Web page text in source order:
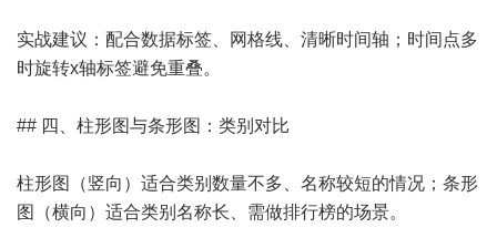
实战建议：配合数据标签、网格线、清晰时间轴；时间点多
时旋转x轴标签避免重叠。
## 四、柱形图与条形图：类别对比
柱形图（竖向）适合类别数量不多、名称较短的情况；条形
图（横向）适合类别名称长、需做排行榜的场景。